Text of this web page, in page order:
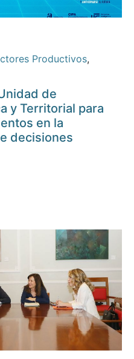
Productivos,
de
y Territorial para
en la
decisiones